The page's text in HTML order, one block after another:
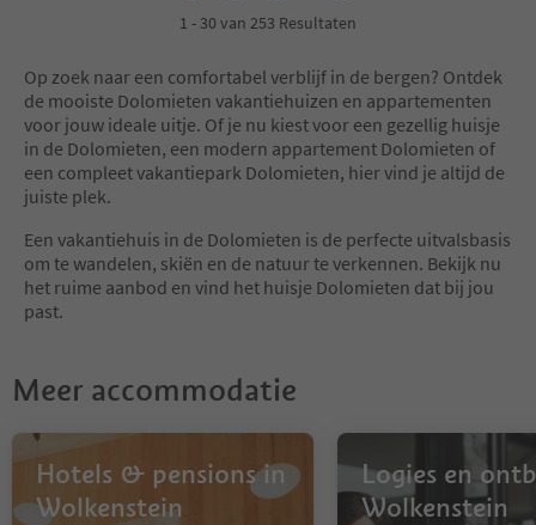
1 - 30 van 253 Resultaten
Op zoek naar een comfortabel verblijf in de bergen? Ontdek
de mooiste Dolomieten vakantiehuizen en appartementen
voor jouw ideale uitje. Of je nu kiest voor een gezellig huisje
in de Dolomieten, een modern appartement Dolomieten of
een compleet vakantiepark Dolomieten, hier vind je altijd de
juiste plek.
Een vakantiehuis in de Dolomieten is de perfecte uitvalsbasis
om te wandelen, skiën en de natuur te verkennen. Bekijk nu
het ruime aanbod en vind het huisje Dolomieten dat bij jou
past.
Meer accommodatie
Hotels & pensions in
Wolkenstein
Logies en
Wolkenstein